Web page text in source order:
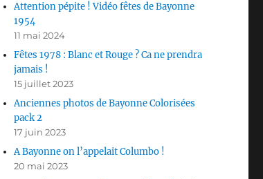
Attention pépite ! Vidéo fêtes de Bayonne
1954
11 mai 2024
Fêtes 1978 : Blanc et Rouge ? Ca ne prendra
jamais !
15 juillet 2023
Anciennes photos de Bayonne Colorisées
pack 2
17 juin 2023
A Bayonne on l’appelait Columbo !
20 mai 2023